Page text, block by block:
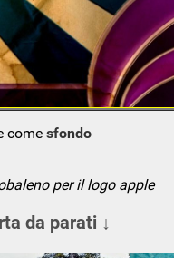
comesfondo
per il logo apple
da parati ↓